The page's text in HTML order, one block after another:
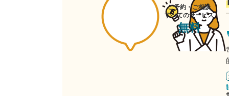
ご予約・ご相談
すべてのサービス
無料